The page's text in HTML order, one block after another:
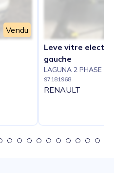
Vendu
Leve vitre
gauche
LAGUNA 2 PHASE 1
97181968
RENAULT